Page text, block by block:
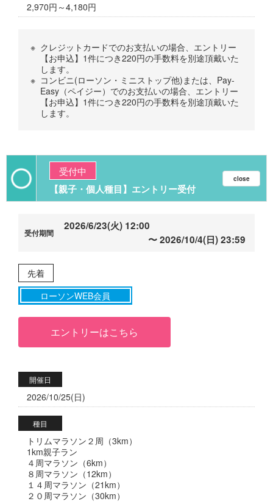
2,970円～4,180円
※ クレジットカードでのお支払いの場合、エントリー
【お申込】1件につき220円の手数料を別途頂戴いた
します。
※ コンビニ(ローソン・ミニストップ他)または、Pay-
Easy（ペイジー）でのお支払いの場合、エントリー
【お申込】1件につき220円の手数料を別途頂戴いた
します。
受付中
【親子・個人種目】エントリー受付
2026/6/23(火) 12:00
2026/10/4(日) 23:59
先着
ローソンWEB会員
エントリーはこちら
開催日
2026/10/25(日)
種目
トリムマラソン２周（3km）
1km親子ラン
４周マラソン（6km）
８周マラソン（12km）
１４周マラソン（21km）
２０周マラソン（30km）